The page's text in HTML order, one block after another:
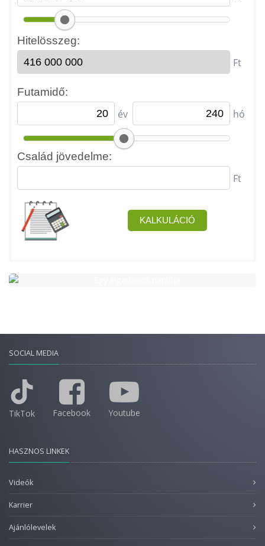
SOCIAL MEDIA
TikTok Facebook Youtube
HASZNOS LINKEK
Videók
Karrier
Ajánlólevelek